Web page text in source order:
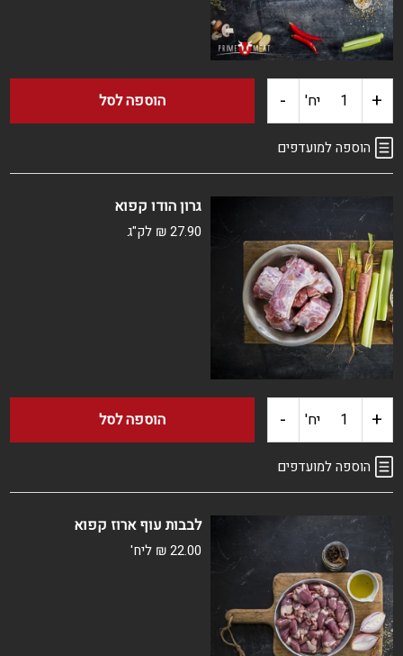
+ כמות
של
הודו
קפוא
יח' - הוספה לסל
הוספה למועדפים
גרון הודו קפוא
₪27.90 לק"ג
+ כמות
של
הודו
קפוא
יח' - הוספה לסל
הוספה למועדפים
לבבות עוף ארוז קפוא
₪22.00 ליח'